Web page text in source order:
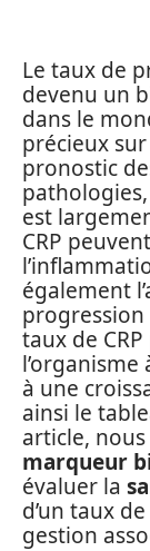
Le taux de
devenu un
dans le
précieux
pronostic
est
CRP
également
progression
taux de
à une
ainsi le
article,
marqueur
évaluer la
d’un taux
gestion